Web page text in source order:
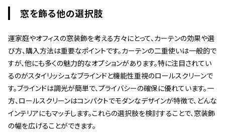
窓を飾る他の選択肢
運家庭やオフィスの窓装飾を考える方々にとって、カーテンの効果や選
び方、購入方法は重要なポイントです。カーテンの二重使いは一般的で
すが、他にも多くの魅力的なオプションがあります。特に注目されてい
るのがスタイリッシュなブラインドと機能性重視のロールスクリーンで
す。ブラインドは調光が簡単で、プライバシーの確保に優れています。一
方、ロールスクリーンはコンパクトでモダンなデザインが特徴で、どんな
インテリアにもマッチします。これらの選択肢を検討することで、窓装飾
の幅を広げることができます。